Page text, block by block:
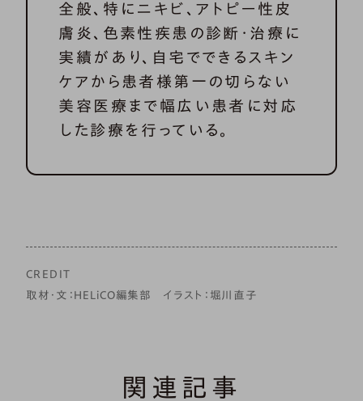
全般、特にニキビ、アトピー性皮
膚炎、色素性疾患の診断・治療に
実績があり、自宅でできるスキン
ケアから患者様第一の切らない
美容医療まで幅広い患者に対応
した診療を行っている。
CREDIT
取材・文：HELiCO編集部 イラスト：堀川直子
関連記事